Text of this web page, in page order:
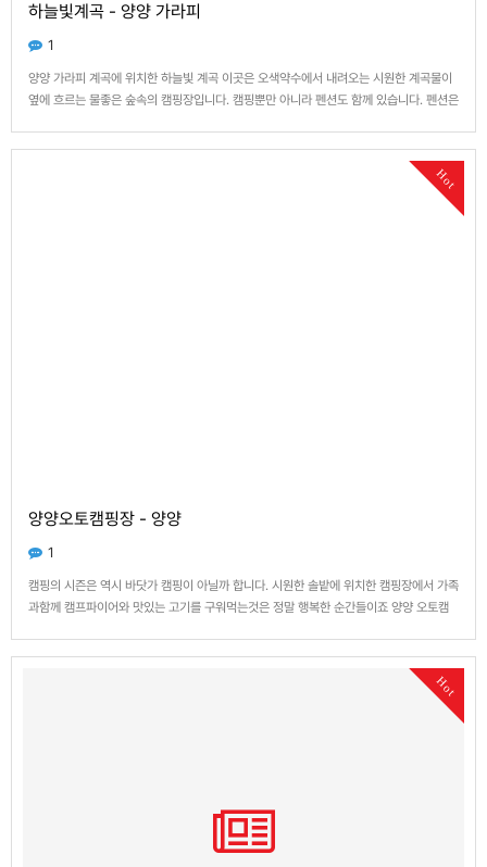
하늘빛계곡 - 양양 가라피
1
양양 가라피 계곡에 위치한 하늘빛 계곡 이곳은 오색약수에서 내려오는 시원한 계곡물이
옆에 흐르는 물좋은 숲속의 캠핑장입니다. 캠핑뿐만 아니라 펜션도 함께 있습니다. 펜션은
Hot
양양오토캠핑장 - 양양
1
캠핑의 시즌은 역시 바닷가 캠핑이 아닐까 합니다. 시원한 솔밭에 위치한 캠핑장에서 가족
과함께 캠프파이어와 맛있는 고기를 구워먹는것은 정말 행복한 순간들이죠 양양 오토캠
Hot